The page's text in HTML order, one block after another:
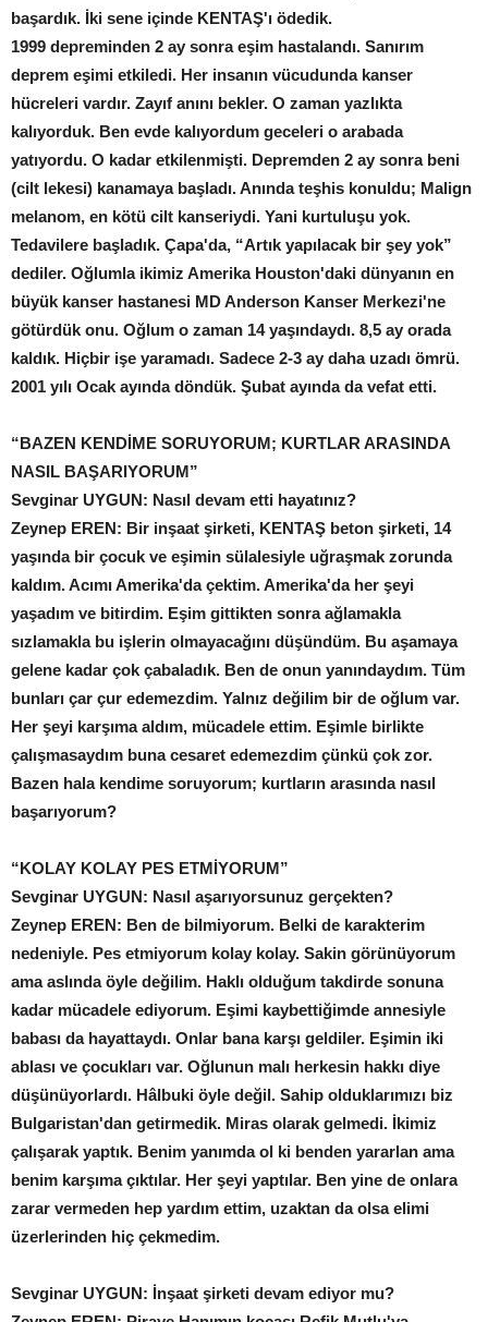
başardık. İki sene içinde KENTAŞ'ı ödedik.
1999 depreminden 2 ay sonra eşim hastalandı. Sanırım
deprem eşimi etkiledi. Her insanın vücudunda kanser
hücreleri vardır. Zayıf anını bekler. O zaman yazlıkta
kalıyorduk. Ben evde kalıyordum geceleri o arabada
yatıyordu. O kadar etkilenmişti. Depremden 2 ay sonra beni
(cilt lekesi) kanamaya başladı. Anında teşhis konuldu; Malign
melanom, en kötü cilt kanseriydi. Yani kurtuluşu yok.
Tedavilere başladık. Çapa'da, “Artık yapılacak bir şey yok”
dediler. Oğlumla ikimiz Amerika Houston'daki dünyanın en
büyük kanser hastanesi MD Anderson Kanser Merkezi'ne
götürdük onu. Oğlum o zaman 14 yaşındaydı. 8,5 ay orada
kaldık. Hiçbir işe yaramadı. Sadece 2-3 ay daha uzadı ömrü.
2001 yılı Ocak ayında döndük. Şubat ayında da vefat etti.
“BAZEN KENDİME SORUYORUM; KURTLAR ARASINDA
NASIL BAŞARIYORUM”
Sevginar UYGUN: Nasıl devam etti hayatınız?
Zeynep EREN: Bir inşaat şirketi, KENTAŞ beton şirketi, 14
yaşında bir çocuk ve eşimin sülalesiyle uğraşmak zorunda
kaldım. Acımı Amerika'da çektim. Amerika'da her şeyi
yaşadım ve bitirdim. Eşim gittikten sonra ağlamakla
sızlamakla bu işlerin olmayacağını düşündüm. Bu aşamaya
gelene kadar çok çabaladık. Ben de onun yanındaydım. Tüm
bunları çar çur edemezdim. Yalnız değilim bir de oğlum var.
Her şeyi karşıma aldım, mücadele ettim. Eşimle birlikte
çalışmasaydım buna cesaret edemezdim çünkü çok zor.
Bazen hala kendime soruyorum; kurtların arasında nasıl
başarıyorum?
“KOLAY KOLAY PES ETMİYORUM”
Sevginar UYGUN: Nasıl aşarıyorsunuz gerçekten?
Zeynep EREN: Ben de bilmiyorum. Belki de karakterim
nedeniyle. Pes etmiyorum kolay kolay. Sakin görünüyorum
ama aslında öyle değilim. Haklı olduğum takdirde sonuna
kadar mücadele ediyorum. Eşimi kaybettiğimde annesiyle
babası da hayattaydı. Onlar bana karşı geldiler. Eşimin iki
ablası ve çocukları var. Oğlunun malı herkesin hakkı diye
düşünüyorlardı. Hâlbuki öyle değil. Sahip olduklarımızı biz
Bulgaristan'dan getirmedik. Miras olarak gelmedi. İkimiz
çalışarak yaptık. Benim yanımda ol ki benden yararlan ama
benim karşıma çıktılar. Her şeyi yaptılar. Ben yine de onlara
zarar vermeden hep yardım ettim, uzaktan da olsa elimi
üzerlerinden hiç çekmedim.
Sevginar UYGUN: İnşaat şirketi devam ediyor mu?